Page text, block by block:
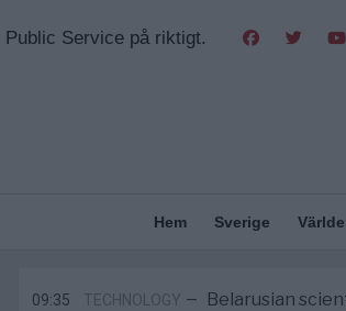
Public Service på riktigt.
Hem Sverige
09:35 TECHNOLOGY — Belarusian